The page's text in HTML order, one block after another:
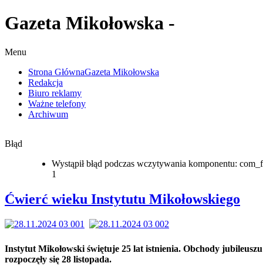
Gazeta Mikołowska -
Menu
Strona GłównaGazeta Mikołowska
Redakcja
Biuro reklamy
Ważne telefony
Archiwum
Błąd
Wystąpił błąd podczas wczytywania komponentu:
1
Ćwierć wieku Instytutu Mikołowskiego
Instytut Mikołowski świętuje 25 lat istnienia. Obchody jubileuszu
rozpoczęły się 28 listopada.